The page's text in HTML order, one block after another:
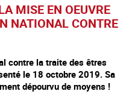
MISE EN OEUVRE
NATIONAL CONTRE
contre la traite des êtres
le 18 octobre 2019. Sa
dépourvu de moyens !